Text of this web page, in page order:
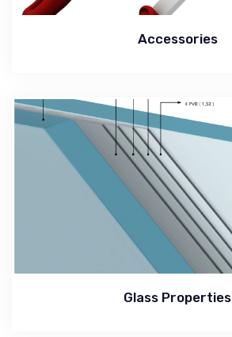
Accessories
Glass Properties